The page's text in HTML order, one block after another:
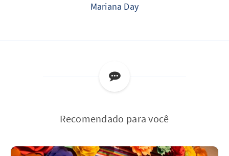
Mariana Day
Recomendado para você